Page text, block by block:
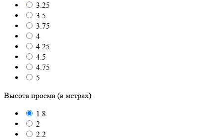
3.25
3.5
3.75
4
4.25
4.5
4.75
5
Высота проема (в метрах)
1.8
2
2.2